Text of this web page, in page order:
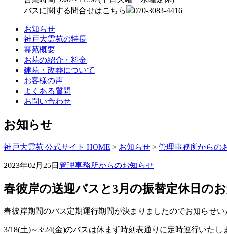
バスに関する問合せはこちら
070-3083-4416
お知らせ
神戸大霊苑の特長
霊苑概要
お墓の紹介・料金
建墓・改葬について
お客様の声
よくある質問
お問い合わせ
お知らせ
神戸大霊苑 公式サイト HOME > お知らせ > 管理事務所からの
2023年02月25日 管理事務所からのお知らせ
春彼岸の送迎バスと3月の振替定休日の
春彼岸期間のバス定期運行期間が決まりましたのでお知らせい
3/18(土)～3/24(金)のバスは休まず時刻表通りに定時運行いたし